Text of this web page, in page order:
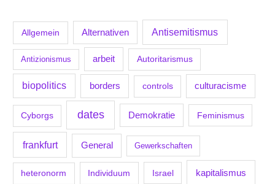
Allgemein Alternativen Antisemitismus
Antizionismus arbeit Autoritarismus
biopolitics borders controls culturacisme
Cyborgs dates Demokratie Feminismus
frankfurt General Gewerkschaften
heteronorm Individuum Israel kapitalismus